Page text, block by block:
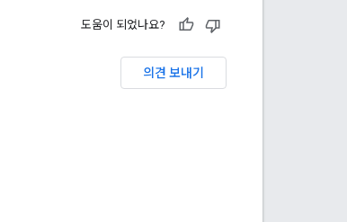
도움이 되었나요?
의견 보내기